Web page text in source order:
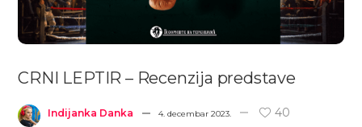
CRNI LEPTIR – Recenzija predstave
Indijanka Danka 4. decembar 2023. 40